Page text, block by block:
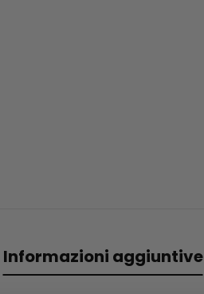
Informazioni aggiuntive